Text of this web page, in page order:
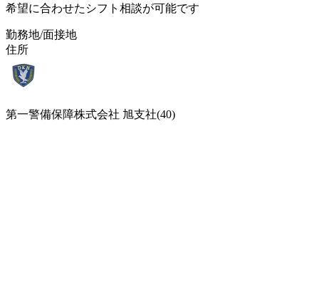
希望に合わせたシフト相談が可能です
勤務地/面接地
住所
第一警備保障株式会社 旭支社(40)